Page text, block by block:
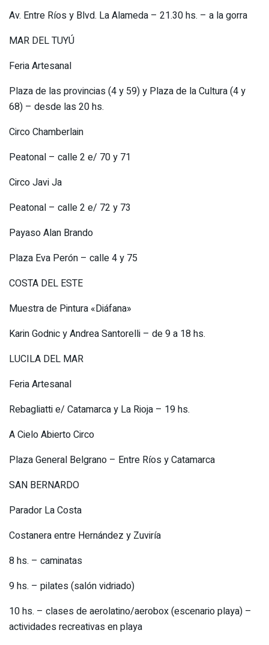
Av. Entre Ríos y Blvd. La Alameda – 21.30 hs. – a la gorra
MAR DEL TUYÚ
Feria Artesanal
Plaza de las provincias (4 y 59) y Plaza de la Cultura (4 y
68) – desde las 20 hs.
Circo Chamberlain
Peatonal – calle 2 e/ 70 y 71
Circo Javi Ja
Peatonal – calle 2 e/ 72 y 73
Payaso Alan Brando
Plaza Eva Perón – calle 4 y 75
COSTA DEL ESTE
Muestra de Pintura «Diáfana»
Karin Godnic y Andrea Santorelli – de 9 a 18 hs.
LUCILA DEL MAR
Feria Artesanal
Rebagliatti e/ Catamarca y La Rioja – 19 hs.
A Cielo Abierto Circo
Plaza General Belgrano – Entre Ríos y Catamarca
SAN BERNARDO
Parador La Costa
Costanera entre Hernández y Zuviría
8 hs. – caminatas
9 hs. – pilates (salón vidriado)
10 hs. – clases de aerolatino/aerobox (escenario playa) –
actividades recreativas en playa